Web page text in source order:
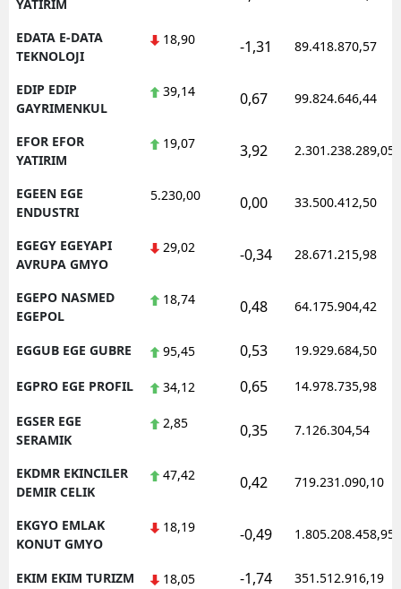
YATIRIM
EDATA E-DATA
TEKNOLOJI
18,90 -1,31 89.418.870,57
EDIP EDIP
GAYRIMENKUL
39,14 0,67 99.824.646,44
EFOR EFOR
YATIRIM
19,07 3,92 2.301.238.289,05
EGEEN EGE
ENDUSTRI
5.230,00 0,00 33.500.412,50
EGEGY EGEYAPI
AVRUPA GMYO
29,02 -0,34 28.671.215,98
EGEPO NASMED
EGEPOL
18,74 0,48 64.175.904,42
EGGUB EGE GUBRE 95,45 0,53 19.929.684,50
EGPRO EGE PROFIL 34,12 0,65 14.978.735,98
EGSER EGE
SERAMIK
2,85 0,35 7.126.304,54
EKDMR EKINCILER
DEMIR CELIK
47,42 0,42 719.231.090,10
EKGYO EMLAK
KONUT GMYO
18,19 -0,49 1.805.208.458,95
EKIM EKIM TURIZM 18,05 -1,74 351.512.916,19